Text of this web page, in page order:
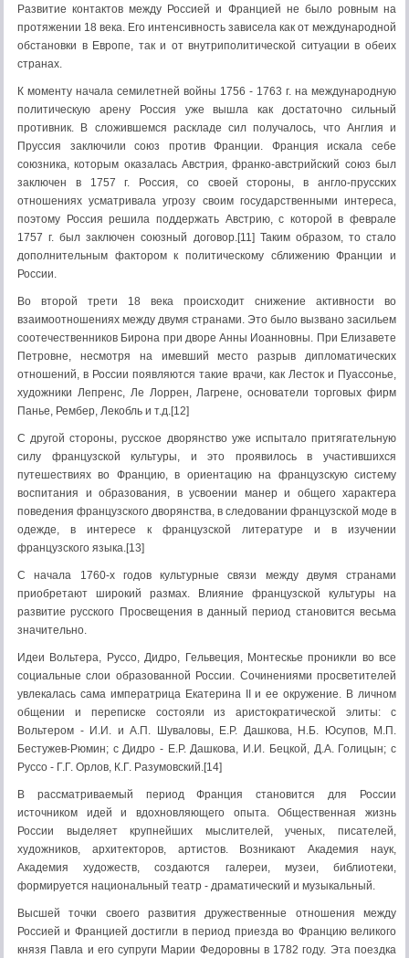
Развитие контактов между Россией и Францией не было ровным на
протяжении 18 века. Его интенсивность зависела как от международной
обстановки в Европе, так и от внутриполитической ситуации в обеих
странах.
К моменту начала семилетней войны 1756 - 1763 г. на международную
политическую арену Россия уже вышла как достаточно сильный
противник. В сложившемся раскладе сил получалось, что Англия и
Пруссия заключили союз против Франции. Франция искала себе
союзника, которым оказалась Австрия, франко-австрийский союз был
заключен в 1757 г. Россия, со своей стороны, в англо-прусских
отношениях усматривала угрозу своим государственными интереса,
поэтому Россия решила поддержать Австрию, с которой в феврале
1757 г. был заключен союзный договор.[11] Таким образом, то стало
дополнительным фактором к политическому сближению Франции и
России.
Во второй трети 18 века происходит снижение активности во
взаимоотношениях между двумя странами. Это было вызвано засильем
соотечественников Бирона при дворе Анны Иоанновны. При Елизавете
Петровне, несмотря на имевший место разрыв дипломатических
отношений, в России появляются такие врачи, как Лесток и Пуассонье,
художники Лепренс, Ле Лоррен, Лагрене, основатели торговых фирм
Панье, Рембер, Лекобль и т.д.[12]
С другой стороны, русское дворянство уже испытало притягательную
силу французской культуры, и это проявилось в участившихся
путешествиях во Францию, в ориентацию на французскую систему
воспитания и образования, в усвоении манер и общего характера
поведения французского дворянства, в следовании французской моде в
одежде, в интересе к французской литературе и в изучении
французского языка.[13]
С начала 1760-х годов культурные связи между двумя странами
приобретают широкий размах. Влияние французской культуры на
развитие русского Просвещения в данный период становится весьма
значительно.
Идеи Вольтера, Руссо, Дидро, Гельвеция, Монтескье проникли во все
социальные слои образованной России. Сочинениями просветителей
увлекалась сама императрица Екатерина II и ее окружение. В личном
общении и переписке состояли из аристократической элиты: с
Вольтером - И.И. и А.П. Шуваловы, Е.Р. Дашкова, Н.Б. Юсупов, М.П.
Бестужев-Рюмин; с Дидро - Е.Р. Дашкова, И.И. Бецкой, Д.А. Голицын; с
Руссо - Г.Г. Орлов, К.Г. Разумовский.[14]
В рассматриваемый период Франция становится для России
источником идей и вдохновляющего опыта. Общественная жизнь
России выделяет крупнейших мыслителей, ученых, писателей,
художников, архитекторов, артистов. Возникают Академия наук,
Академия художеств, создаются галереи, музеи, библиотеки,
формируется национальный театр - драматический и музыкальный.
Высшей точки своего развития дружественные отношения между
Россией и Францией достигли в период приезда во Францию великого
князя Павла и его супруги Марии Федоровны в 1782 году. Эта поездка